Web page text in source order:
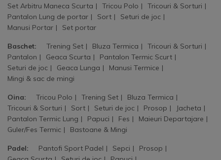
Set Arbitru Maneca Scurta
Tricou Polo
Tricouri & Sorturi
Pantalon Lung de portar
Sort
Seturi de joc
Manusi Portar
Set portar
Baschet: Trening Set Bluza Termica
Tricouri & Sorturi
Pantalon
Geaca Scurta
Pantalon Termic Scurt
Seturi de joc
Geaca Lunga
Manusi Termice
Mingi & sac de mingi
Oina: Tricou Polo Trening Set
Bluza Termica
Tricouri & Sorturi
Sort Seturi de joc Prosop
Jacheta
Pantalon Termic Lung
Papuci Fes
Maieuri Departajare
Guler/Fes Termic
Bastoane & Mingi
Padel: Pantofi Sport Padel Sepci
Prosop